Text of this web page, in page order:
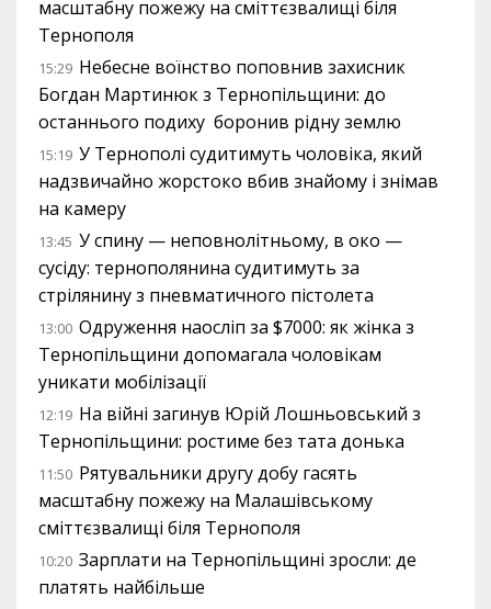
масштабну пожежу на сміттєзвалищі біля
Тернополя
15:29 Небесне воїнство поповнив захисник
Богдан Мартинюк з Тернопільщини: до
останнього подиху боронив рідну землю
15:19 У Тернополі судитимуть чоловіка, який
надзвичайно жорстоко вбив знайому і знімав
на камеру
13:45 У спину — неповнолітньому, в око —
сусіду: тернополянина судитимуть за
стрілянину з пневматичного пістолета
13:00 Одруження наосліп за $7000: як жінка з
Тернопільщини допомагала чоловікам
уникати мобілізації
12:19 На війні загинув Юрій Лошньовський з
Тернопільщини: ростиме без тата донька
11:50 Рятувальники другу добу гасять
масштабну пожежу на Малашівському
сміттєзвалищі біля Тернополя
10:20 Зарплати на Тернопільщині зросли: де
платять найбільше